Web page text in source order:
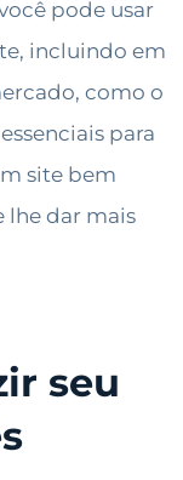
pode usar
incluindo em
como o
para
site bem
lhe dar mais
seu